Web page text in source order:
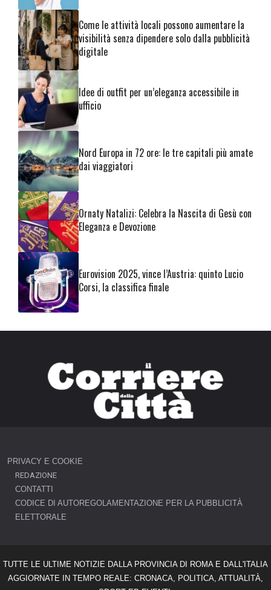
Come le attività locali possono aumentare la
visibilità senza dipendere solo dalla pubblicità
digitale
Idee di outfit per un’eleganza accessibile in
ufficio
Nord Europa in 72 ore: le tre capitali più amate
dai viaggiatori
Ornaty Natalizi: Celebra la Nascita di Gesù con
Eleganza e Devozione
Eurovision 2025, vince l’Austria: quinto Lucio
Corsi, la classifica finale
PRIVACY E COOKIE
REDAZIONE
CONTATTI
CODICE DI AUTOREGOLAMENTAZIONE PER LA PUBBLICITÀ
ELETTORALE
TUTTE LE ULTIME NOTIZIE DALLA PROVINCIA DI ROMA E DALL'ITALIA
AGGIORNATE IN TEMPO REALE: CRONACA, POLITICA, ATTUALITÀ,